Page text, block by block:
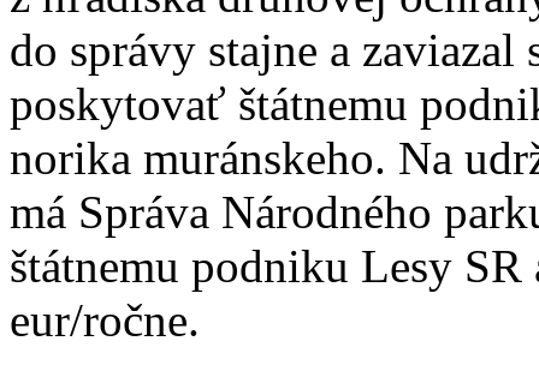
do správy stajne a
poskytovať štátnemu
norika muránskeho. Na
má Správa Národného
štátnemu podniku Lesy
eur/ročne.